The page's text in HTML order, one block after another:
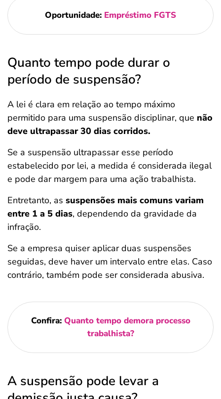
Oportunidade: Empréstimo FGTS
Quanto tempo pode durar o
período de suspensão?
A lei é clara em relação ao tempo máximo
permitido para uma suspensão disciplinar, que não
deve ultrapassar 30 dias corridos.
Se a suspensão ultrapassar esse período
estabelecido por lei, a medida é considerada ilegal
e pode dar margem para uma ação trabalhista.
Entretanto, as suspensões mais comuns variam
entre 1 a 5 dias, dependendo da gravidade da
infração.
Se a empresa quiser aplicar duas suspensões
seguidas, deve haver um intervalo entre elas. Caso
contrário, também pode ser considerada abusiva.
Confira: Quanto tempo demora processo
trabalhista​?
A suspensão pode levar a